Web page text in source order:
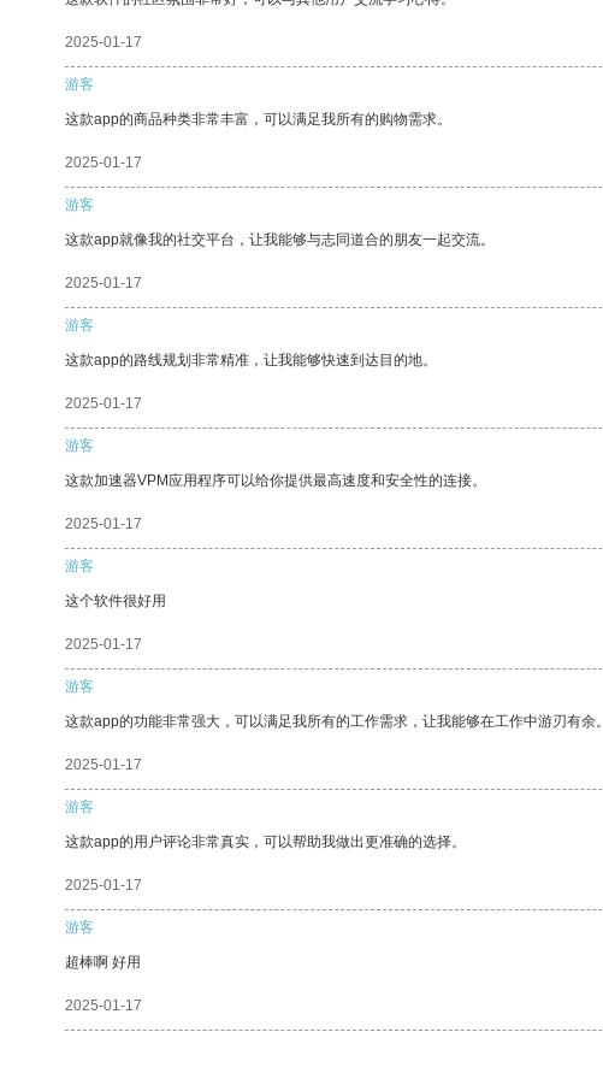
2025-01-17
游客
这款app的商品种类非常丰富，可以满足我所有的购物需求。
2025-01-17
游客
这款app就像我的社交平台，让我能够与志同道合的朋友一起交流。
2025-01-17
游客
这款app的路线规划非常精准，让我能够快速到达目的地。
2025-01-17
游客
这款加速器VPM应用程序可以给你提供最高速度和安全性的连接。
2025-01-17
游客
这个软件很好用
2025-01-17
游客
这款app的功能非常强大，可以满足我所有的工作需求，让我能够在工作中游刃有余。
2025-01-17
游客
这款app的用户评论非常真实，可以帮助我做出更准确的选择。
2025-01-17
游客
超棒啊 好用
2025-01-17